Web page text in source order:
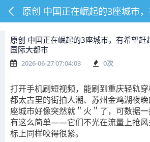
原创 中国正在崛起的3座城市，有希望赶
国际大都市
2026-06-27 07:04:03 0次
打开手机刷短视频，能刷到重庆轻轨
都太古里的街拍人潮、苏州金鸡湖夜
座城市好像突然就＂火＂了，可数据
有这么简单——它们不光在流量上抢风
标上同样咬得很紧。